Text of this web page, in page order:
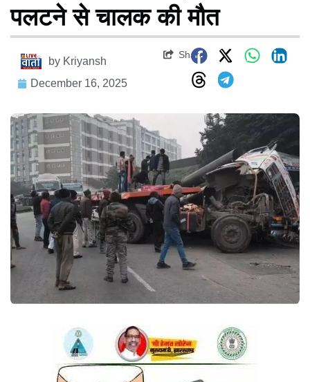
पलटने से चालक की मौत
by Kriyansh
December 16, 2025
Share